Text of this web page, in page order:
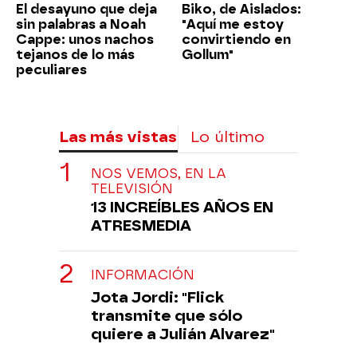
El desayuno que deja
sin palabras a Noah
Cappe: unos nachos
tejanos de lo más
peculiares
Biko, de Aislados:
"Aquí me estoy
convirtiendo en
Gollum"
Las más vistas Lo último
NOS VEMOS, EN LA
TELEVISIÓN
13 INCREÍBLES AÑOS EN
ATRESMEDIA
INFORMACIÓN
Jota Jordi: "Flick
transmite que sólo
quiere a Julián Alvarez"